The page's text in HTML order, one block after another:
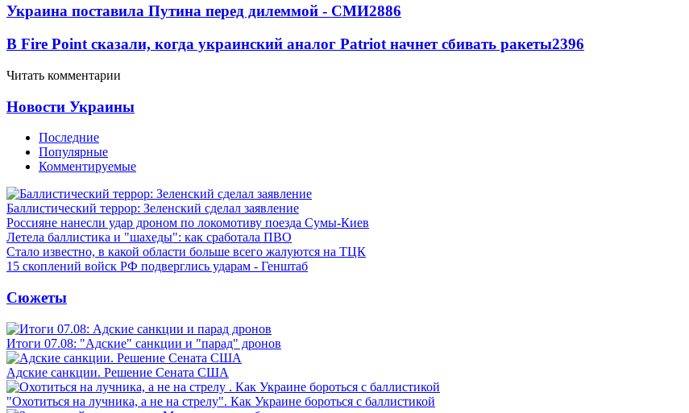
Украина поставила Путина перед дилеммой - СМИ2886
В Fire Point сказали, когда украинский аналог Patriot начнет сбивать ракеты2396
Читать комментарии
Новости Украины
Последние
Популярные
Комментируемые
Баллистический террор: Зеленский сделал заявление
Россияне нанесли удар дроном по локомотиву поезда Сумы-Киев
Летела баллистика и "шахеды": как сработала ПВО
Стало известно, в какой области больше всего жалуются на ТЦК
15 скоплений войск РФ подверглись ударам - Генштаб
Сюжеты
Итоги 07.08: "Адские" санкции и "парад" дронов
Адские санкции. Решение Сената США
"Охотиться на лучника, а не на стрелу". Как Украине бороться с баллистикой